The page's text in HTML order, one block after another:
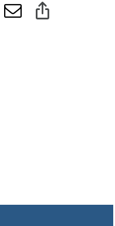
Pinterest
E-